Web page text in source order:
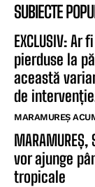
SUBIECTE
EXCLUSIV:
pierduse la
această
de
MARAMUREȘ
MARAMUREȘ,
vor ajunge
tropicale